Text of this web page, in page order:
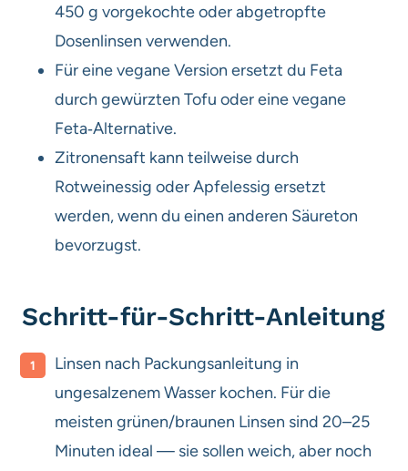
450 g vorgekochte oder abgetropfte
Dosenlinsen verwenden.
Für eine vegane Version ersetzt du Feta
durch gewürzten Tofu oder eine vegane
Feta‑Alternative.
Zitronensaft kann teilweise durch
Rotweinessig oder Apfelessig ersetzt
werden, wenn du einen anderen Säureton
bevorzugst.
Schritt-für-Schritt-Anleitung
Linsen nach Packungsanleitung in
ungesalzenem Wasser kochen. Für die
meisten grünen/braunen Linsen sind 20–25
Minuten ideal — sie sollen weich, aber noch